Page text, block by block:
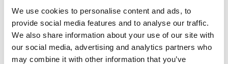
We use cookies to personalise content and ads, to
provide social media features and to analyse our traffic.
We also share information about your use of our site with
our social media, advertising and analytics partners who
may combine it with other information that you’ve
costruzione di nuove abitazioni
Repubblica Ceca